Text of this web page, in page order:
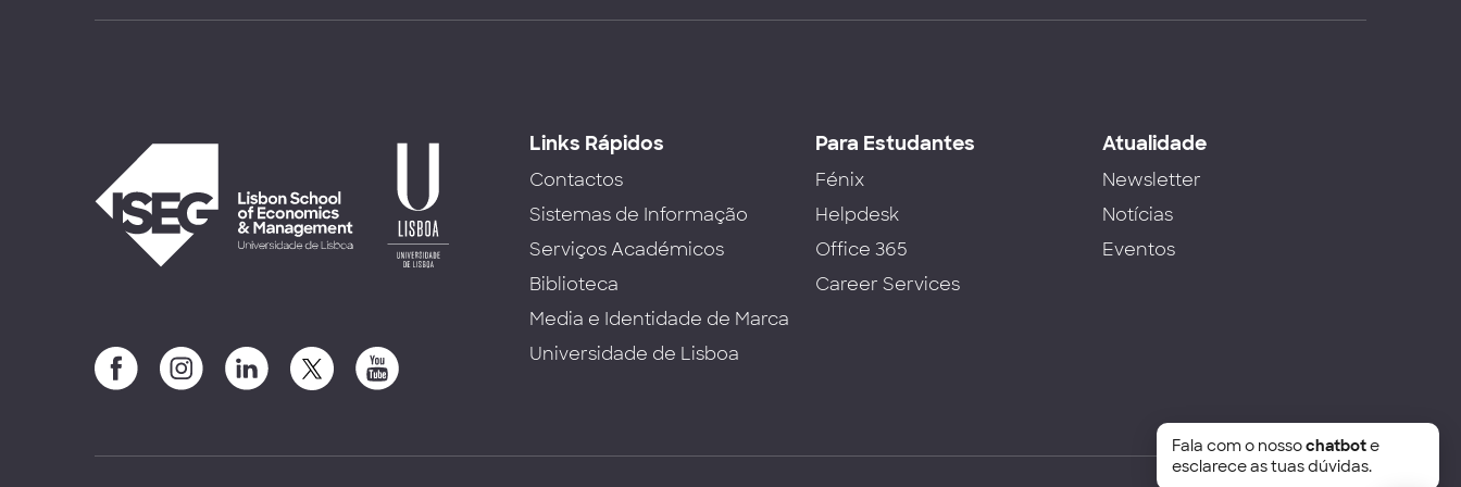
Links Rápidos
Contactos
Sistemas de Informação
Serviços Académicos
Biblioteca
Media e Identidade de Marca
Universidade de Lisboa
Para Estudantes
Fénix
Helpdesk
Office 365
Career Services
Atualidade
Newsletter
Notícias
Eventos
Fala com o nossochatbote
esclarece as tuas dúvidas.